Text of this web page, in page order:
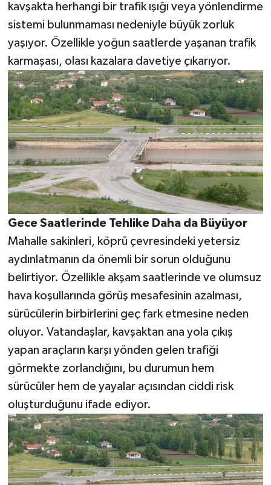
kavşakta herhangi bir trafik ışığı veya yönlendirme
sistemi bulunmaması nedeniyle büyük zorluk
yaşıyor. Özellikle yoğun saatlerde yaşanan trafik
karmaşası, olası kazalara davetiye çıkarıyor.
Gece Saatlerinde Tehlike Daha da Büyüyor
Mahalle sakinleri, köprü çevresindeki yetersiz
aydınlatmanın da önemli bir sorun olduğunu
belirtiyor. Özellikle akşam saatlerinde ve olumsuz
hava koşullarında görüş mesafesinin azalması,
sürücülerin birbirlerini geç fark etmesine neden
oluyor. Vatandaşlar, kavşaktan ana yola çıkış
yapan araçların karşı yönden gelen trafiği
görmekte zorlandığını, bu durumun hem
sürücüler hem de yayalar açısından ciddi risk
oluşturduğunu ifade ediyor.